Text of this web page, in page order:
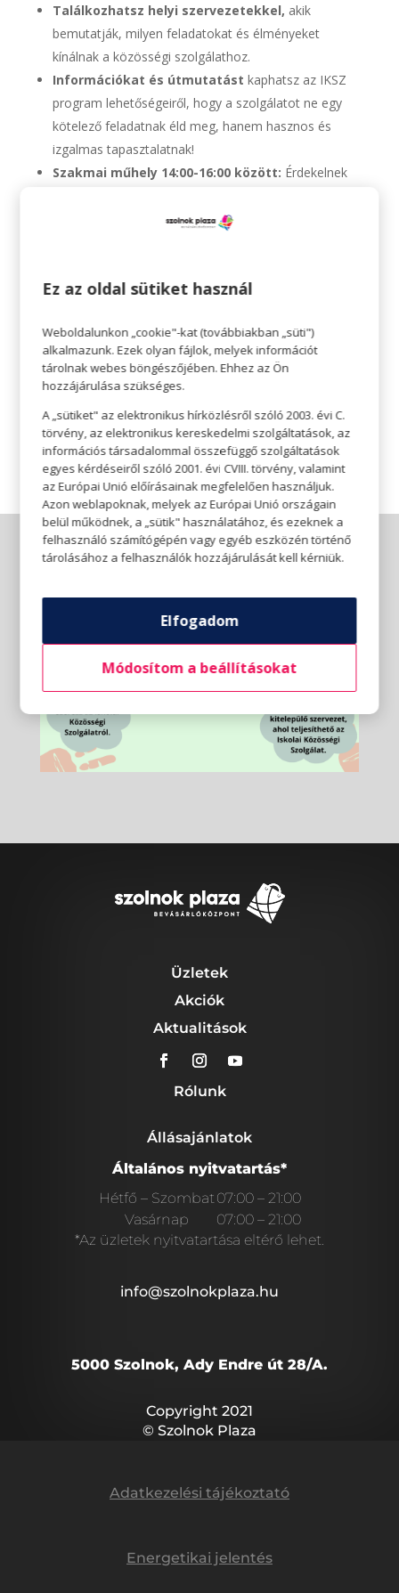
Találkozhatsz helyi szervezetekkel, akik
bemutatják, milyen feladatokat és élményeket
kínálnak a közösségi szolgálathoz.
Információkat és útmutatást kaphatsz az IKSZ
program lehetőségeiről, hogy a szolgálatot ne egy
kötelező feladatnak éld meg, hanem hasznos és
izgalmas tapasztalatnak!
Szakmai műhely 14:00-16:00 között: Érdekelnek
részt ezen az interaktív műhelyen, ahol szakértőktől
Időpont:2024. november 13., 10:00-16:00
28./A
Az eseményen való részvétel ingyenes, akár egyénileg,
akár csoportosan szeretnél jönni!
Gyere el, ismerj meg új lehetőségeket, és tedd a
közösségi szolgálatot felejthetetlen élménnyé!
Üzletek
Akciók
Aktualitások
Rólunk
Állásajánlatok
Általános nyitvatartás*
Hétfő – Szombat07:00 – 21:00
Vasárnap
07:00 – 21:00
*Az üzletek nyitvatartása eltérő lehet.
info@szolnokplaza.hu
5000 Szolnok, Ady Endre út 28/A.
Copyright 2021
© Szolnok Plaza
Adatkezelési tájékoztató
Energetikai jelentés
Ez az oldal sütiket használ
Weboldalunkon „cookie"-kat (továbbiakban „süti")
alkalmazunk. Ezek olyan fájlok, melyek információt
tárolnak webes böngészőjében. Ehhez az Ön
hozzájárulása szükséges.
A „sütiket" az elektronikus hírközlésről szóló 2003. évi C.
törvény, az elektronikus kereskedelmi szolgáltatások, az
információs társadalommal összefüggő szolgáltatások
egyes kérdéseiről szóló 2001. évi CVIII. törvény, valamint
az Európai Unió előírásainak megfelelően használjuk.
Azon weblapoknak, melyek az Európai Unió országain
belül működnek, a „sütik" használatához, és ezeknek a
felhasználó számítógépén vagy egyéb eszközén történő
tárolásához a felhasználók hozzájárulását kell kérniük.
Elfogadom
Módosítom a beállításokat